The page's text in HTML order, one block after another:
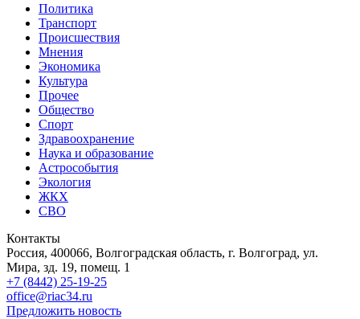
Политика
Транспорт
Происшествия
Мнения
Экономика
Культура
Прочее
Общество
Спорт
Здравоохранение
Наука и образование
Астрособытия
Экология
ЖКХ
СВО
Контакты
Россия, 400066, Волгоградская область, г. Волгоград, ул.
Мира, зд. 19, помещ. 1
+7 (8442) 25-19-25
office@riac34.ru
Предложить новость